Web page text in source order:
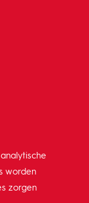
worden
zorgen